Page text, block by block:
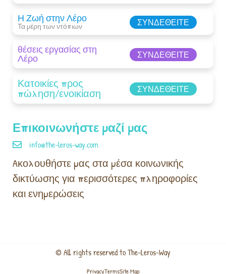
Επικοινωνήστε μαζί μας
info@the-leros-way.com
Aκολουθήστε μας στα μέσα κοινωνικής
δικτύωσης για περισσότερες πληροφορίες
και ενημερώσεις
Η Ζωή στην Λέρο
Τα μέρη των ντόπιων ΣΥΝΔΕΘΕΊΤΕ
θέσεις εργασίας στη
Λέρο ΣΥΝΔΕΘΕΊΤΕ
Κατοικίες προς
πώληση/ενοικίαση ΣΥΝΔΕΘΕΊΤΕ
© All rights reserved to The-Leros-Way
PrivacyTermsSite Map